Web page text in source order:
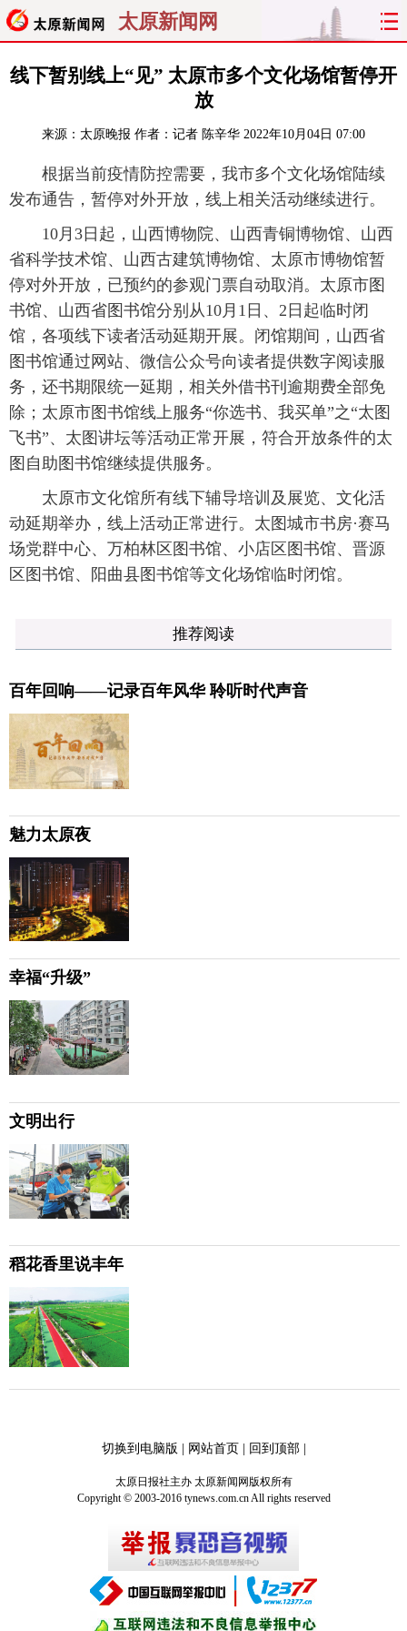
太原新闻网
首页 聚焦 太原 山西
旅游 理财 政务 教育
看天下 晋月读 最太原 网罗民生
太原日报 太原晚报 社区
线下暂别线上“见” 太原市多个文化场馆暂停开
放
来源： 太原晚报 作者：记者 陈辛华 2022年10月04日 07:00
根据当前疫情防控需要，我市多个文化场馆陆续
发布通告，暂停对外开放，线上相关活动继续进行。
10月3日起，山西博物院、山西青铜博物馆、山西
省科学技术馆、山西古建筑博物馆、太原市博物馆暂
停对外开放，已预约的参观门票自动取消。太原市图
书馆、山西省图书馆分别从10月1日、2日起临时闭
馆，各项线下读者活动延期开展。闭馆期间，山西省
图书馆通过网站、微信公众号向读者提供数字阅读服
务，还书期限统一延期，相关外借书刊逾期费全部免
除；太原市图书馆线上服务“你选书、我买单”之“太图
飞书”、太图讲坛等活动正常开展，符合开放条件的太
图自助图书馆继续提供服务。
太原市文化馆所有线下辅导培训及展览、文化活
动延期举办，线上活动正常进行。太图城市书房·赛马
场党群中心、万柏林区图书馆、小店区图书馆、晋源
区图书馆、阳曲县图书馆等文化场馆临时闭馆。
推荐阅读
百年回响——记录百年风华 聆听时代声音
魅力太原夜
幸福“升级”
文明出行
稻花香里说丰年
切换到电脑版 | 网站首页| 回到顶部|
太原日报社主办 太原新闻网版权所有
Copyright © 2003-2016 tynews.com.cn All rights reserved